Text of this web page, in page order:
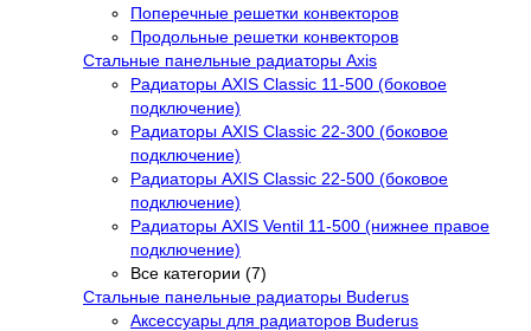
Поперечные решетки конвекторов
Продольные решетки конвекторов
Стальные панельные радиаторы Axis
Радиаторы AXIS Classic 11-500 (боковое
подключение)
Радиаторы AXIS Classic 22-300 (боковое
подключение)
Радиаторы AXIS Classic 22-500 (боковое
подключение)
Радиаторы AXIS Ventil 11-500 (нижнее правое
подключение)
Все категории (7)
Стальные панельные радиаторы Buderus
Аксессуары для радиаторов Buderus